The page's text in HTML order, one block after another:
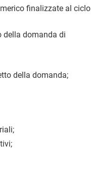
finalizzate al ciclo
della domanda di
della domanda;